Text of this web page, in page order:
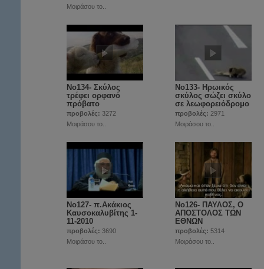
Μοιράσου το..
Νο134- Σκύλος
τρέφει ορφανό
πρόβατο
προβολές: 3272
Μοιράσου το..
No133- Ηρωικός
σκύλος σώζει σκύλο
σε λεωφορειόδρομο
προβολές: 2971
Μοιράσου το..
Νο127- π.Ακάκιος
Καυσοκαλυβίτης 1-
11-2010
προβολές: 3690
Μοιράσου το..
Νο126- ΠΑΥΛΟΣ, Ο
ΑΠΟΣΤΟΛΟΣ ΤΩΝ
ΕΘΝΩΝ
προβολές: 5314
Μοιράσου το..